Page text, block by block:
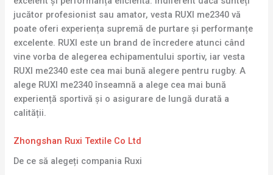
jucător profesionist sau amator, vesta RUXI me2340 vă
poate oferi experiența supremă de purtare și performanțe
excelente. RUXI este un brand de încredere atunci când
vine vorba de alegerea echipamentului sportiv, iar vesta
RUXI me2340 este cea mai bună alegere pentru rugby. A
alege RUXI me2340 înseamnă a alege cea mai bună
experiență sportivă și o asigurare de lungă durată a
calității.
Zhongshan Ruxi Textile Co Ltd
De ce să alegeți compania Ruxi